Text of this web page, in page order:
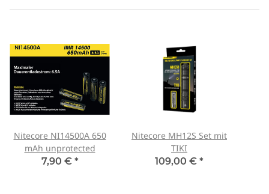
Nitecore NI14500A 650
mAh unprotected
7,90 € *
Nitecore MH12S Set mit
TIKI
109,00 € *